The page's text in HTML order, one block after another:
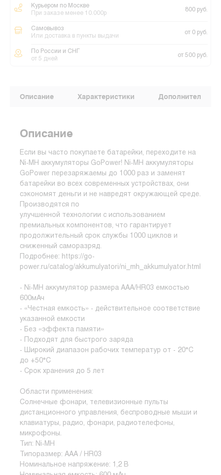
Курьером по Москве
При заказе менее 10.000р
800 руб.
Самовывоз
Или доставка в пункты выдачи
от 0 руб.
По России и СНГ
от 5 дней
от 500 руб.
Описание Характеристики
Описание
Если вы часто покупаете батарейки, переходите на
Ni-MH аккумуляторы GoPower! Ni-MH аккумуляторы
GoPower перезаряжаемы до 1000 раз и заменят
батарейки во всех современных устройствах, они
сэкономят деньги и не навредят окружающей среде.
Производятся по
улучшенной технологии с использованием
премиальных компонентов, что гарантирует
продолжительный срок службы 1000 циклов и
сниженный саморазряд.
Подробнее: https://go-
power.ru/catalog/akkumulyatori/ni_mh_akkumulyator.html
- Ni-MH аккумулятор размера ААА/НR03 емкостью
600мАч
- «Честная емкость» - действительное соответствие
указанной емкости
- Без «эффекта памяти»
- Подходят для быстрого заряда
- Широкий диапазон рабочих температур от - 20°С
до +50°С
- Срок хранения до 5 лет
Области применения:
Солнечные фонари, телевизионные пульты
дистанционного управления, беспроводные мыши и
клавиатуры, радио, фонари, радиотелефоны,
микрофоны.
Тип: Ni-MH
Типоразмер: AAA / HR03
Номинальное напряжение: 1,2 В